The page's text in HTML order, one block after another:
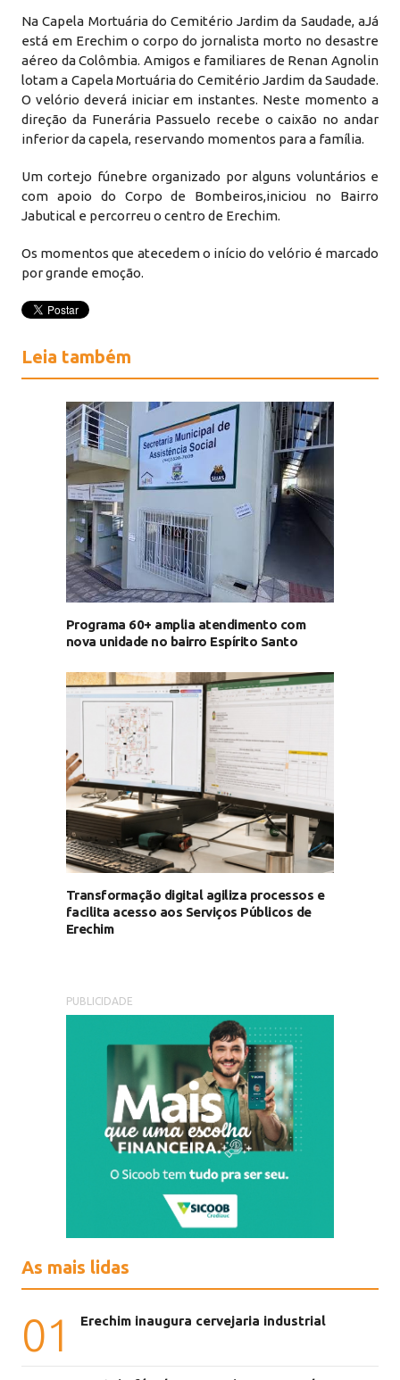
Na Capela Mortuária do Cemitério Jardim da Saudade, aJá
está em Erechim o corpo do jornalista morto no desastre
aéreo da Colômbia. Amigos e familiares de Renan Agnolin
lotam a Capela Mortuária do Cemitério Jardim da Saudade.
O velório deverá iniciar em instantes. Neste momento a
direção da Funerária Passuelo recebe o caixão no andar
inferior da capela, reservando momentos para a família.
Um cortejo fúnebre organizado por alguns voluntários e
com apoio do Corpo de Bombeiros,iniciou no Bairro
Jabutical e percorreu o centro de Erechim.
Os momentos que atecedem o início do velório é marcado
por grande emoção.
Leia também
Programa 60+ amplia atendimento com
nova unidade no bairro Espírito Santo
Transformação digital agiliza processos e
facilita acesso aos Serviços Públicos de
Erechim
PUBLICIDADE
As mais lidas
01 Erechim inaugura cervejaria industrial